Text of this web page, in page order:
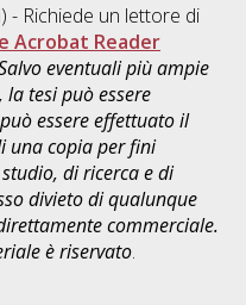
- Richiede un lettore di
Acrobat Reader
eventuali più ampie
tesi può essere
essere effettuato il
una copia per fini
di ricerca e di
divieto di qualunque
commerciale.
è riservato.